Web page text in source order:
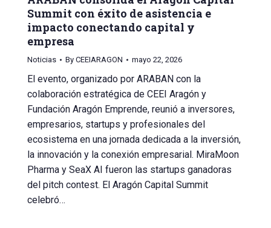
Summit con éxito de asistencia e
impacto conectando capital y
empresa
Noticias By CEEIARAGON mayo 22, 2026
El evento, organizado por ARABAN con la
colaboración estratégica de CEEI Aragón y
Fundación Aragón Emprende, reunió a inversores,
empresarios, startups y profesionales del
ecosistema en una jornada dedicada a la inversión,
la innovación y la conexión empresarial. MiraMoon
Pharma y SeaX AI fueron las startups ganadoras
del pitch contest. El Aragón Capital Summit
celebró…